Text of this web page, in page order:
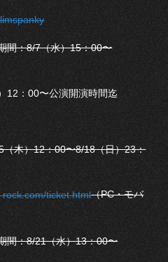
間：8/7（水）15：00〜
12：00〜公演開演時間迄
（木）12：00〜8/18（日）23：
ticket.html（PC・モバ
間：8/21（水）13：00〜